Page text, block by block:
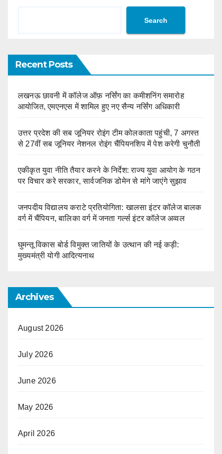
Search
Recent Posts
लखनऊ छावनी में कॉलेज ऑफ़ नर्सिंग का कमीशनिंग समारोह
आयोजित, एमएनएस में शामिल हुए नए सैन्य नर्सिंग अधिकारी
उत्तर प्रदेश की सब जूनियर रोइंग टीम कोलकाता पहुंची, 7 अगस्त
से 27वीं सब जूनियर नेशनल रोइंग चैंपियनशिप में पेश करेगी चुनौती
एकीकृत युवा नीति तैयार करने के निर्देश: राज्य युवा आयोग के गठन
पर विचार करे सरकार, सार्वजनिक डोमेन से मांगे जाएंगे सुझाव
जनपदीय विद्यालय कराटे प्रतियोगिता: खालसा इंटर कॉलेज बालक
वर्ग में चैंपियन, बालिका वर्ग में जनता गर्ल्स इंटर कॉलेज अव्वल
घुमन्तू विकास बोर्ड विमुक्त जातियों के उत्थान की नई कड़ी:
मुख्यमंत्री योगी आदित्यनाथ
Archives
August 2026
July 2026
June 2026
May 2026
April 2026